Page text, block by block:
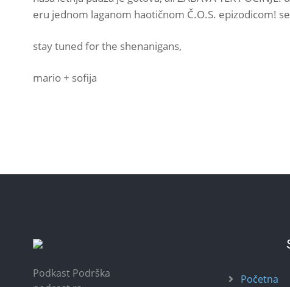
eru jednom laganom haotičnom Č.O.S. epizodicom!
stay tuned for the shenanigans,
mario + sofija
Podkast Podrška
Početna